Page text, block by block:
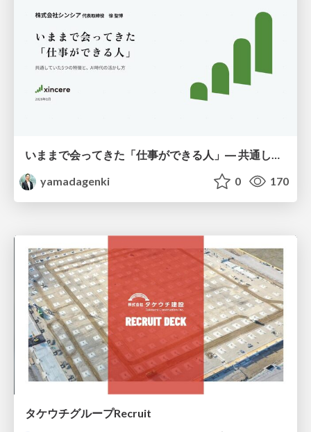
いままで会ってきた「仕事ができる人」― 共通していた5つの特徴とAI時代の活かし方
yamadagenki
0 170
タケウチグループRecruit